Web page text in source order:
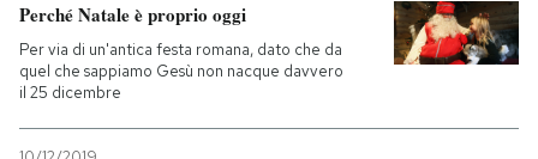
Perché Natale è proprio oggi
Per via di un'antica festa romana, dato che da
quel che sappiamo Gesù non nacque davvero
il 25 dicembre